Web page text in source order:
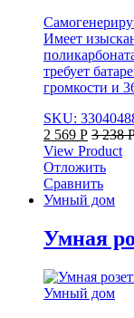
Имеет
требует
громкости и
SKU:
2 569 Р 3 238
View Product
Отложить
Сравнить
Умный дом
Умная
Умный дом